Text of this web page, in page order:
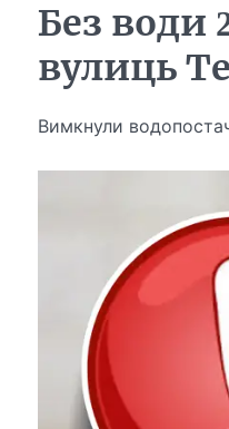
Без води
вулиць
Вимкнули